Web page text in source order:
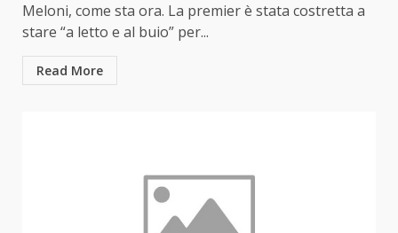
Meloni, come sta ora. La premier è stata costretta a
stare “a letto e al buio” per...
Read More